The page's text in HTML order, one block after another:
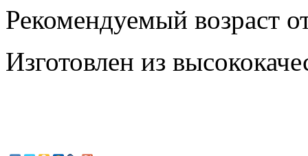
Рекомендуемый возраст
Изготовлен из